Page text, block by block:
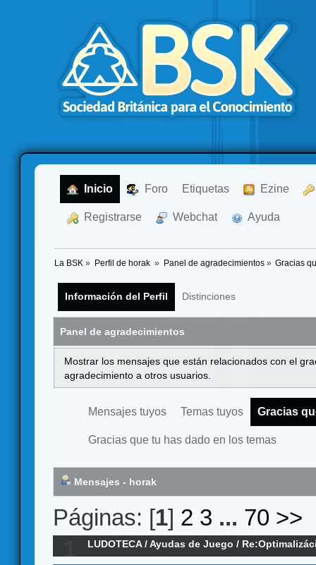
Inicio Foro Etiquetas Ezine
Registrarse Webchat Ayuda
La BSK » Perfil de horak » Panel de agradecimientos» Gracias
Información del Perfil Distinciones
Panel de agradecimientos
Mostrar los mensajes que están relacionados con el
agradecimiento a otros usuarios.
Mensajes tuyos Temas tuyos Gracias
Gracias que tu has dado en los temas
Mensajes - horak
Páginas: [1] 2 3 ... 70 >>
LUDOTECA/Ayudas de Juego /
technika vylepšuje zážitok